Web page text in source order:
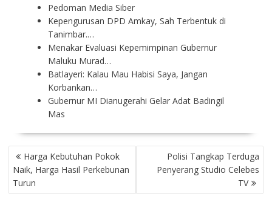
Pedoman Media Siber
Kepengurusan DPD Amkay, Sah Terbentuk di
Tanimbar.…
Menakar Evaluasi Kepemimpinan Gubernur
Maluku Murad…
Batlayeri: Kalau Mau Habisi Saya, Jangan
Korbankan…
Gubernur MI Dianugerahi Gelar Adat Badingil
Mas
P
O
S
T
Harga Kebutuhan Pokok
Naik, Harga Hasil Perkebunan
Turun
Polisi Tangkap Terduga
Penyerang Studio Celebes
TV